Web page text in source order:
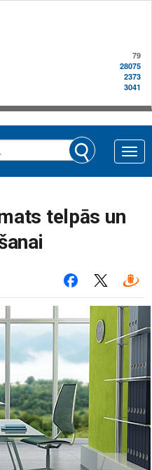
79
28075
2373
3041
Toggle
telpās un